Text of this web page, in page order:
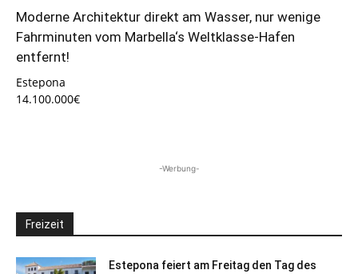
Moderne Architektur direkt am Wasser, nur wenige
Fahrminuten vom Marbella‘s Weltklasse-Hafen
entfernt!
Estepona
14.100.000€
-Werbung-
Freizeit
Estepona feiert am Freitag den Tag des